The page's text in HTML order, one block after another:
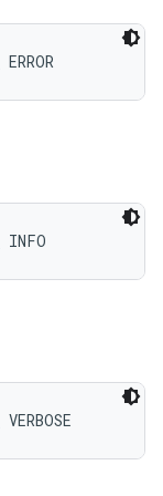
ERROR
INFO
VERBOSE